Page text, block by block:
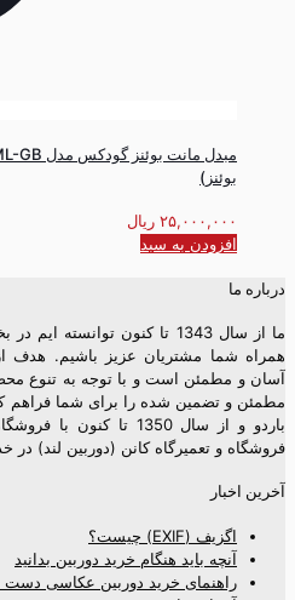
بوئنز)
۲۵,۰۰۰,۰۰۰ ریال
افزودن به سبد
درباره ما
ما از سال 1343 تا کنون
همراه شما مشتریان عزیز باشیم. هدف
آسان و مطمئن است و با توجه به تنوع
فروشگاه و تعمیرگاه کانن (دوربین لند)
آخرین اخبار
اگزیف (EXIF) چیست؟
آنچه باید هنگام خرید دوربین بدانید
راهنمای خرید دوربین عکاسی دست